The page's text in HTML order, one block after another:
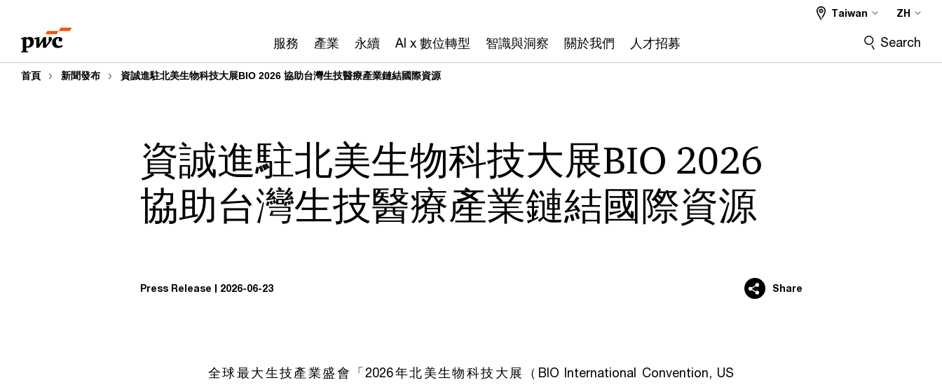
content
footer
服務 產業 永續 AI x 數位轉型 智識與洞察 關於我們 人才招募
Taiwan ZH
Search
首頁 新聞發布 資誠進駐北美生物科技大展BIO 2026 協助台灣生技醫療產業鏈結國際資源
資誠進駐北美生物科技大展BIO 2026
協助台灣生技醫療產業鏈結國際資源
Press Release 2026-06-23 Share
全球最大生技產業盛會「2026年北美生物科技大展（BIO International Convention, US